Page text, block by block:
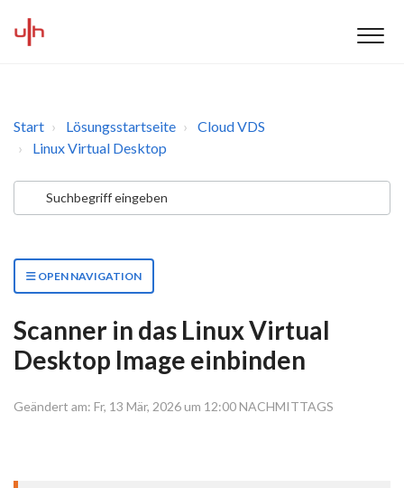
Start Lösungsstartseite
Cloud VDS
Linux Virtual Desktop
OPEN NAVIGATION
Scanner in das Linux Virtual
Desktop Image einbinden
Geändert am: Fr, 13 Mär, 2026 um 12:00 NACHMITTAGS